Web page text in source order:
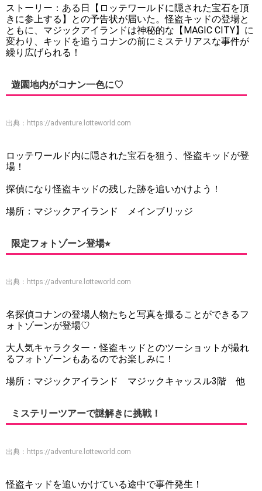
ストーリー：ある日【ロッテワールドに隠された宝石を頂
きに参上する】との予告状が届いた。怪盗キッドの登場と
ともに、マジックアイランドは神秘的な【MAGIC CITY】に
変わり、キッドを追うコナンの前にミステリアスな事件が
繰り広げられる！
遊園地内がコナン一色に♡
出典： https://adventure.lotteworld.com
ロッテワールド内に隠された宝石を狙う、怪盗キッドが登
場！
探偵になり怪盗キッドの残した跡を追いかけよう！
場所：マジックアイランド メインブリッジ
限定フォトゾーン登場⭐︎
出典： https://adventure.lotteworld.com
名探偵コナンの登場人物たちと写真を撮ることができるフ
ォトゾーンが登場♡
大人気キャラクター・怪盗キッドとのツーショットが撮れ
るフォトゾーンもあるのでお楽しみに！
場所：マジックアイランド マジックキャッスル3階 他
ミステリーツアーで謎解きに挑戦！
出典： https://adventure.lotteworld.com
怪盗キッドを追いかけている途中で事件発生！